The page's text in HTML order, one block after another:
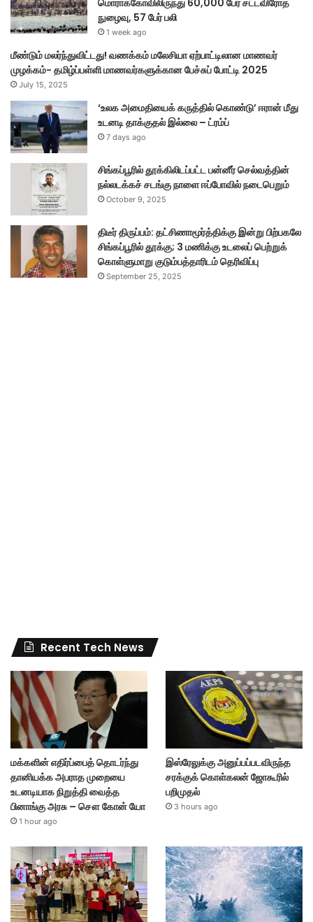
மொராக்கோவிலிருந்து 60,000 பேர் சட்டவிரோத
நுழைவு, 57 பேர் பலி
1 week ago
மீண்டும் மலர்ந்துவிட்டது! வணக்கம் மலேசியா ஏற்பாட்டிலான மாணவர்
முழக்கம்- தமிழ்ப்பள்ளி மாணவர்களுக்கான பேச்சுப் போட்டி 2025
July 15, 2025
‘உலக அமைதியைக் கருத்தில் கொண்டு’ ஈரான் மீது
உடனடி தாக்குதல் இல்லை – ட்ரம்ப்
7 days ago
சிங்கப்பூரில் தூக்கிலிடப்பட்ட பன்னீர் செல்வத்தின்
நல்லடக்கச் சடங்கு நாளை ஈப்போவில் நடைபெறும்
October 9, 2025
திடீர் திருப்பம்: தட்சிணாமூர்த்திக்கு இன்று பிற்பகலே
சிங்கப்பூரில் தூக்கு; 3 மணிக்கு உடலைப் பெற்றுக்
கொள்ளுமாறு குடும்பத்தாரிடம் தெரிவிப்பு
September 25, 2025
Recent Tech News
மக்களின் எதிர்ப்பைத் தொடர்ந்து
தானியக்க அபராத முறையை
உடனடியாக நிறுத்தி வைத்த
பினாங்கு அரசு – சௌ கோன் யோ
1 hour ago
இஸ்ரேலுக்கு அனுப்பப்படவிருந்த
சரக்குக் கொள்கலன் ஜோகூரில்
பறிமுதல்
3 hours ago